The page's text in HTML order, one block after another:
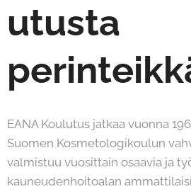
utusta
EANA Koulutus jatkaa vuonna
Suomen Kosmetologikoulun
valmistuu vuosittain osaavia ja
kauneudenhoitoalan